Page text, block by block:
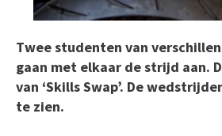
Twee studenten van
gaan met elkaar de strijd aan.
van ‘Skills Swap’. De
te zien.